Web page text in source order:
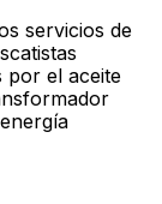
servicios de
por el aceite